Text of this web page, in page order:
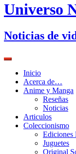
Universo
Noticias de
Inicio
Acerca de…
Anime y Manga
Reseñas
Noticias
Articulos
Coleccionismo
Ediciones
Juguetes
Original